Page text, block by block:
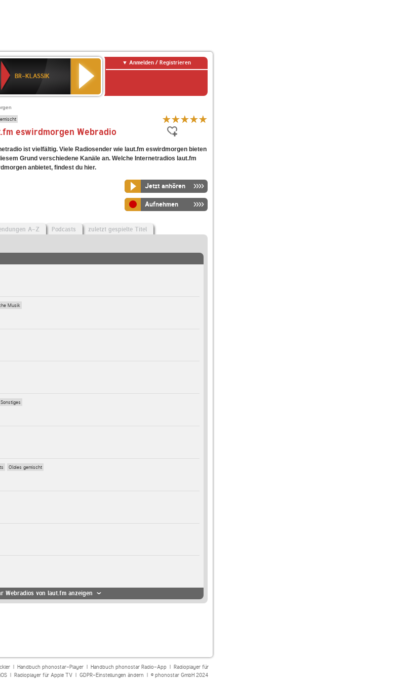
BR-KLASSIK
Anmelden / Registrieren
eswirdmorgen Webradio
ist vielfältig. Viele Radiosender wie laut.fm eswirdmorgen bieten
Grund verschiedene Kanäle an. Welche Internetradios laut.fm
anbietet, findest du hier.
Jetzt anhören
Aufnehmen
A-Z Podcasts zuletzt gespielte Titel
Musik
Sonstiges
Oldies gemischt
Webradios von laut.fm anzeigen
| Handbuch phonostar-Player| Handbuch phonostar Radio-App| Radioplayer für
| Radioplayer für Apple TV| GDPR-Einstellungen ändern | © phonostar GmbH 2024